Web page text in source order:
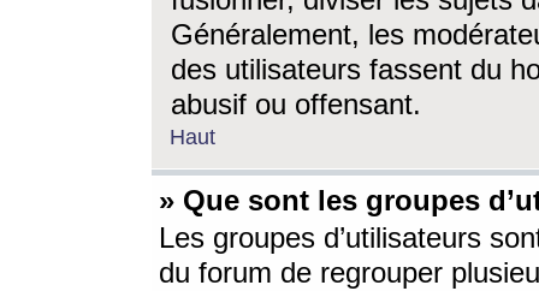
Généralement, les
des utilisateurs fassent du
abusif ou offensant.
Haut
» Que sont les groupes
Les groupes d’utilisateurs
du forum de regrouper